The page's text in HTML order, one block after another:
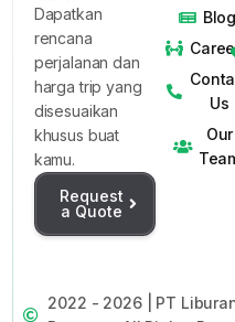
Dapatkan
rencana
perjalanan dan
harga trip yang
disesuaikan
khusus buat
kamu.
Request
a Quote
Blog
Us
Our
2022 - 2026 | PT
Request